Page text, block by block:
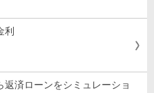
利
返済ローンをシミュレーショ